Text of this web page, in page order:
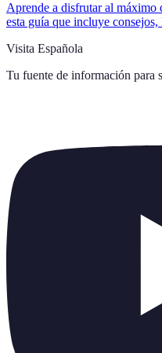
Aprende a disfrutar al máximo
esta guía que incluye
Visita Española
Tu fuente de información para